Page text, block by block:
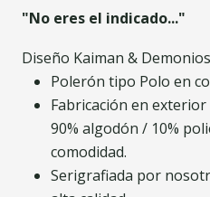
"No eres el indicado..."
Diseño Kaiman &
Polerón tipo Polo en
Fabricación en
90% algodón / 10%
comodidad.
Serigrafiada por